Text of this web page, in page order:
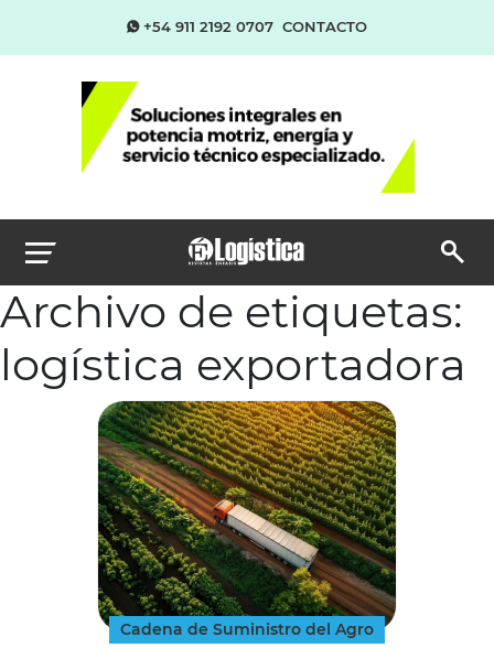
+54 911 2192 0707 CONTACTO
Archivo de etiquetas:
logística exportadora
Cadena de Suministro del Agro